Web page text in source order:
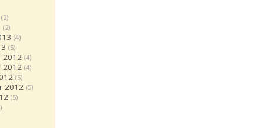
(2)
(2)
(4)
(5)
2012 (4)
2012 (4)
(5)
2012 (5)
(5)